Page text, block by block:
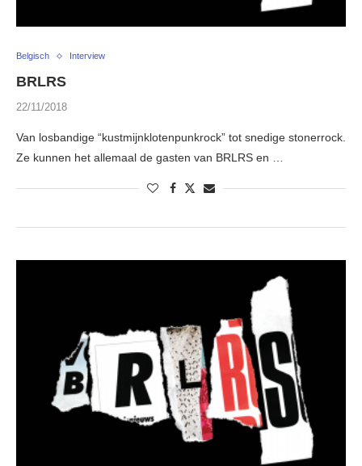
Belgisch Interview
BRLRS
22/11/2018
Van losbandige “kustmijnklotenpunkrock” tot snedige stonerrock.
Ze kunnen het allemaal de gasten van BRLRS en …